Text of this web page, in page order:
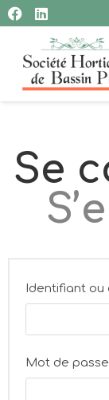
Se
Identifiant ou
Mot de passe